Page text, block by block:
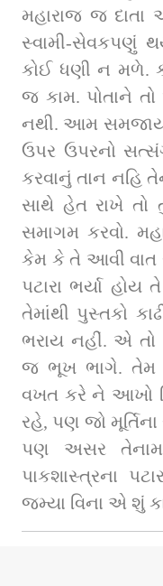
મહારાજ જ
સ્વામી-સેવકપણું
કોઈ ધણી ન મળે.
જ કામ. પોતાને
નથી. આમ સમજાય
ઉપર ઉપરનો
કરવાનું તાન નહિ
સાથે હેત રાખે તો
સમાગમ કરવો.
કેમ કે તે આવી વાત
પટારા ભર્યા
તેમાંથી પુસ્તકો
ભરાય નહીં. એ તો
જ ભૂખ ભાગે. તેમ
વખત કરે ને આખો
રહે, પણ જો
પણ અસર
પાકશાસ્ત્રના
જમ્યા વિના એ શું